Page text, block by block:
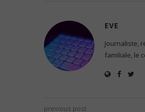
EVE
Journaliste,
familiale, le
previous post